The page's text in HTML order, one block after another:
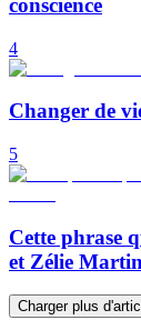
conscience
4
Changer de
5
Cette phrase
et Zélie Martin
Charger plus